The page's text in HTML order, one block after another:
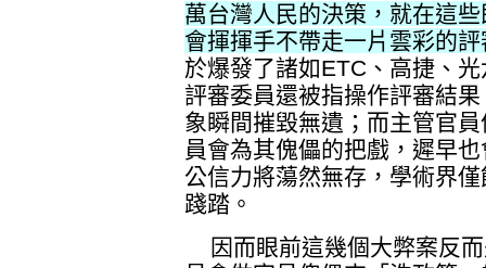
萬台灣人民的決策，就在這
會揮揮手不帶走一片雲彩的
於爆發了諸如ETC、高捷、
評審委員還被指操作評審結
象瞬間摧毀無遺；而主管官
員會為其傀儡的把戲，遲早
公信力將蕩然無存，學術界
踐踏。
因而眼前這幾個大弊案反